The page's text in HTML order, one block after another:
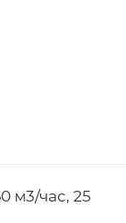
м3/час, 25